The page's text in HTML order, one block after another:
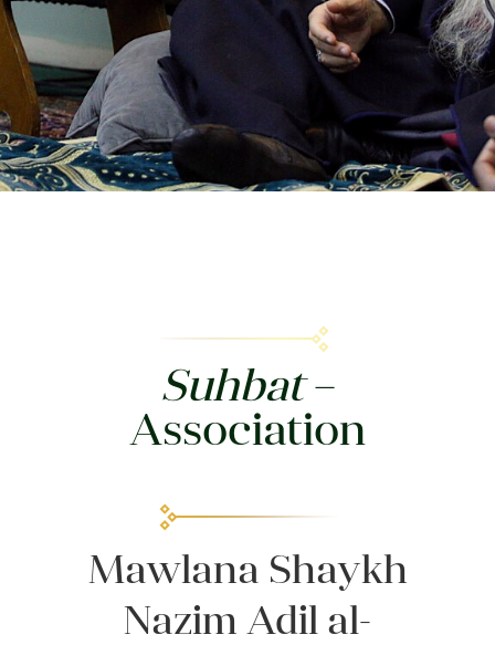
Suhbat–
Association
Mawlana Shaykh
Nazim Adil al-